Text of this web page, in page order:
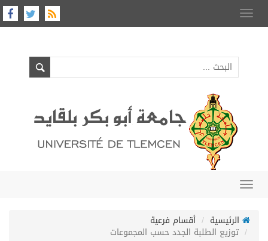
Toggle
navigation
Toggle
الرئيسية
أقسام فرعية
توزيع الطلبة الجدد حسب المجموعات